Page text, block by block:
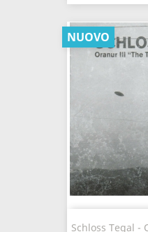
Schloss Tegal -
NUOVO